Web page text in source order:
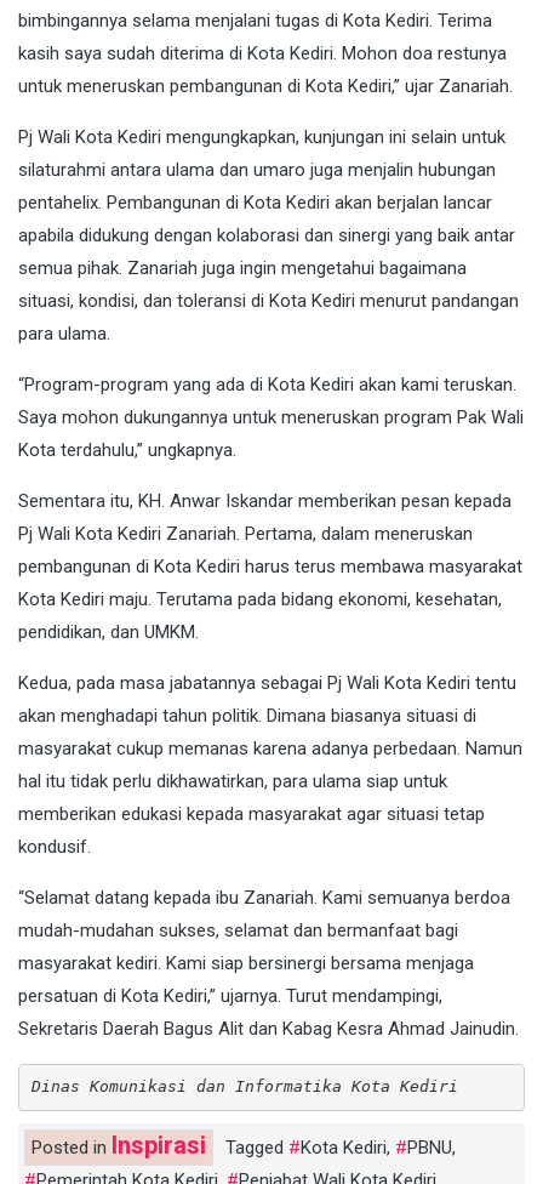
bimbingannya selama menjalani tugas di Kota Kediri. Terima
kasih saya sudah diterima di Kota Kediri. Mohon doa restunya
untuk meneruskan pembangunan di Kota Kediri,” ujar Zanariah.
Pj Wali Kota Kediri mengungkapkan, kunjungan ini selain untuk
silaturahmi antara ulama dan umaro juga menjalin hubungan
pentahelix. Pembangunan di Kota Kediri akan berjalan lancar
apabila didukung dengan kolaborasi dan sinergi yang baik antar
semua pihak. Zanariah juga ingin mengetahui bagaimana
situasi, kondisi, dan toleransi di Kota Kediri menurut pandangan
para ulama.
“Program-program yang ada di Kota Kediri akan kami teruskan.
Saya mohon dukungannya untuk meneruskan program Pak Wali
Kota terdahulu,” ungkapnya.
Sementara itu, KH. Anwar Iskandar memberikan pesan kepada
Pj Wali Kota Kediri Zanariah. Pertama, dalam meneruskan
pembangunan di Kota Kediri harus terus membawa masyarakat
Kota Kediri maju. Terutama pada bidang ekonomi, kesehatan,
pendidikan, dan UMKM.
Kedua, pada masa jabatannya sebagai Pj Wali Kota Kediri tentu
akan menghadapi tahun politik. Dimana biasanya situasi di
masyarakat cukup memanas karena adanya perbedaan. Namun
hal itu tidak perlu dikhawatirkan, para ulama siap untuk
memberikan edukasi kepada masyarakat agar situasi tetap
kondusif.
“Selamat datang kepada ibu Zanariah. Kami semuanya berdoa
mudah-mudahan sukses, selamat dan bermanfaat bagi
masyarakat kediri. Kami siap bersinergi bersama menjaga
persatuan di Kota Kediri,” ujarnya. Turut mendampingi,
Sekretaris Daerah Bagus Alit dan Kabag Kesra Ahmad Jainudin.
Dinas Komunikasi dan Informatika Kota Kediri
Posted in Inspirasi Tagged Kota Kediri, PBNU,